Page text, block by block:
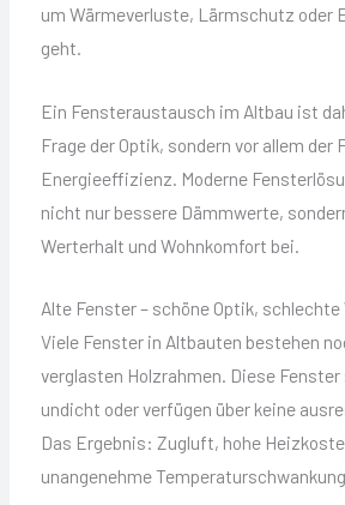
um Wärmeverluste, Lärmschutz oder
geht.
Ein Fensteraustausch im Altbau ist
Frage der Optik, sondern vor allem
Energieeffizienz. Moderne
nicht nur bessere Dämmwerte,
Werterhalt und Wohnkomfort bei.
Alte Fenster – schöne Optik, schlechte
Viele Fenster in Altbauten bestehen
verglasten Holzrahmen. Diese
undicht oder verfügen über keine
Das Ergebnis: Zugluft, hohe
unangenehme